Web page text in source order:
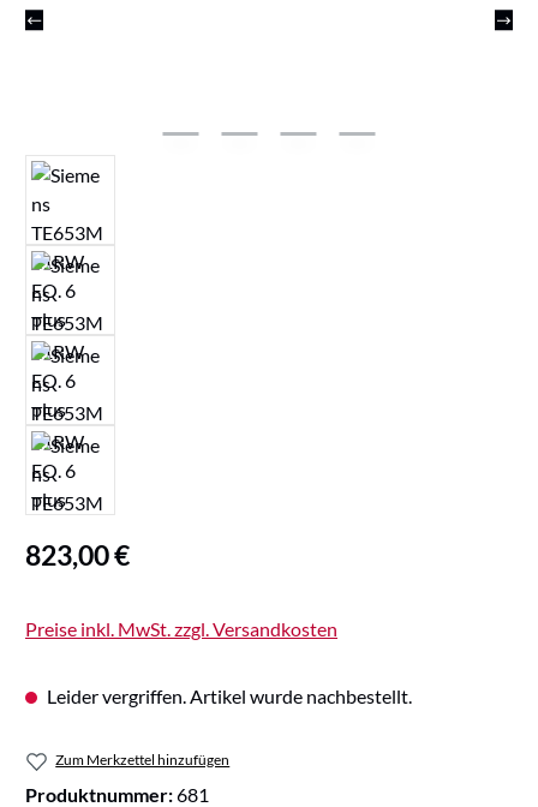
Regulärer Preis:
823,00 €
Preise inkl. MwSt. zzgl. Versandkosten
Leider vergriffen. Artikel wurde nachbestellt.
Zum Merkzettel hinzufügen
Produktnummer:681